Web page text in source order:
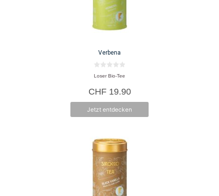
Verbena
0
v
n
5
Loser Bio-Tee
CHF19.90
Jetzt entdecken